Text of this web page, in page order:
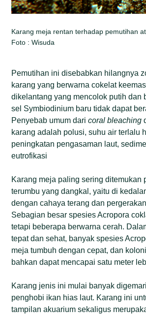
Karang meja rentan terhadap pemutihan
Foto : Wisuda
Pemutihan ini disebabkan hilangnya
karang yang berwarna cokelat
dikelantang yang mencolok putih dan
sel Symbiodinium baru tidak dapat
Penyebab umum daricoral bleaching
karang adalah polusi, suhu air terlalu
peningkatan pengasaman laut,
eutrofikasi
Karang meja paling sering ditemukan
terumbu yang dangkal, yaitu di
dengan cahaya terang dan
Sebagian besar spesies Acropora
tetapi beberapa berwarna cerah.
tepat dan sehat, banyak spesies
meja tumbuh dengan cepat, dan
bahkan dapat mencapai satu meter
Karang jenis ini mulai banyak
penghobi ikan hias laut. Karang ini
tampilan akuarium sekaligus